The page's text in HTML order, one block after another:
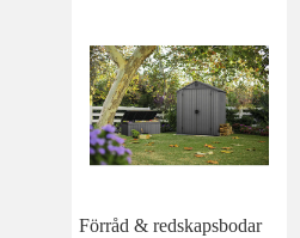
Förråd & redskapsbodar